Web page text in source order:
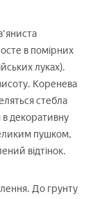
в помірних
луках).
Коренева
стебла
в декоративну
пушком,
відтінок.
До грунту